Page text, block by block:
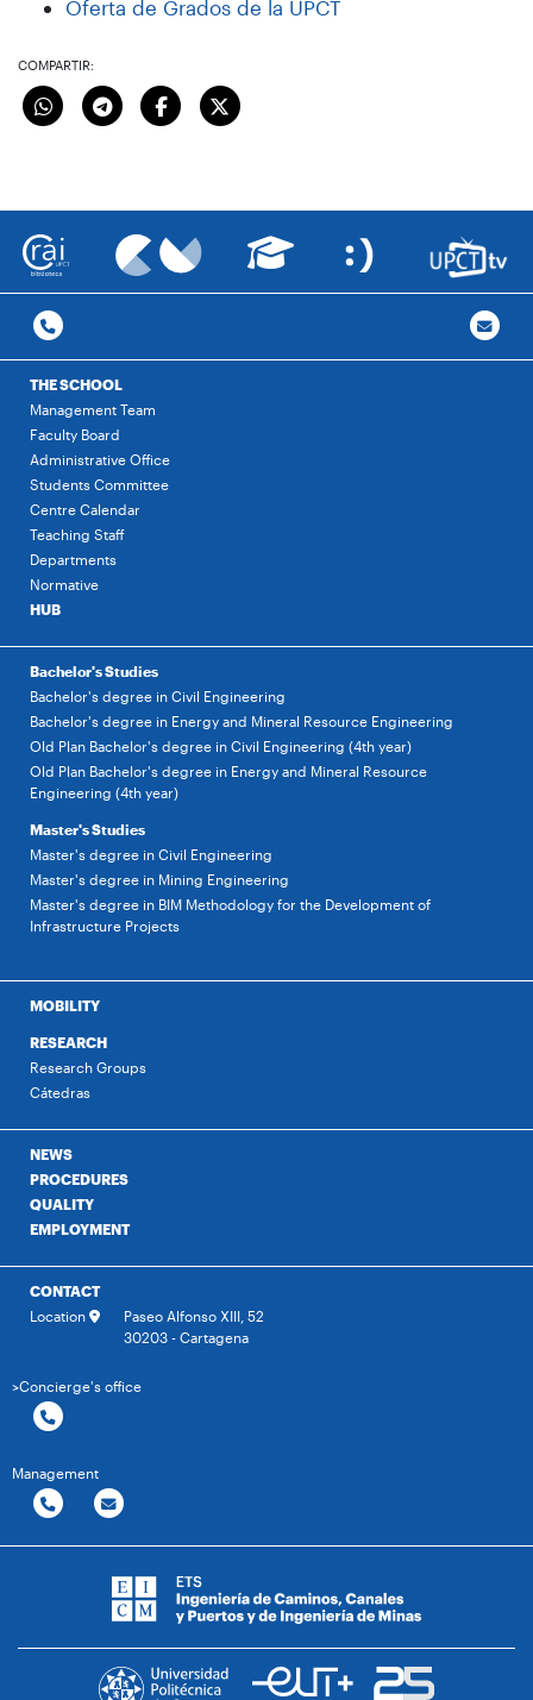
Oferta de Grados de la UPCT
COMPARTIR:
THE SCHOOL
Management Team
Faculty Board
Administrative Office
Students Committee
Centre Calendar
Teaching Staff
Departments
Normative
HUB
Bachelor's Studies
Bachelor's degree in Civil Engineering
Bachelor's degree in Energy and Mineral Resource Engineering
Old Plan Bachelor's degree in Civil Engineering (4th year)
Old Plan Bachelor's degree in Energy and Mineral Resource
Engineering (4th year)
Master's Studies
Master's degree in Civil Engineering
Master's degree in Mining Engineering
Master's degree in BIM Methodology for the Development of
Infrastructure Projects
MOBILITY
RESEARCH
Research Groups
Cátedras
NEWS
PROCEDURES
QUALITY
EMPLOYMENT
CONTACT
Location
Paseo Alfonso XIII, 52
30203 - Cartagena
>Concierge's office
Management